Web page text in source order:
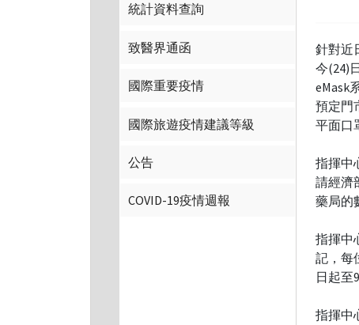
統計資料查詢
致醫界通函
國際重要疫情
國際旅遊疫情建議等級
公告
COVID-19疫情週報
針對近
今(24)
eMask
預定門
平面口
指揮中
請經濟
藥局的
指揮中
記，每
日起至
指揮中